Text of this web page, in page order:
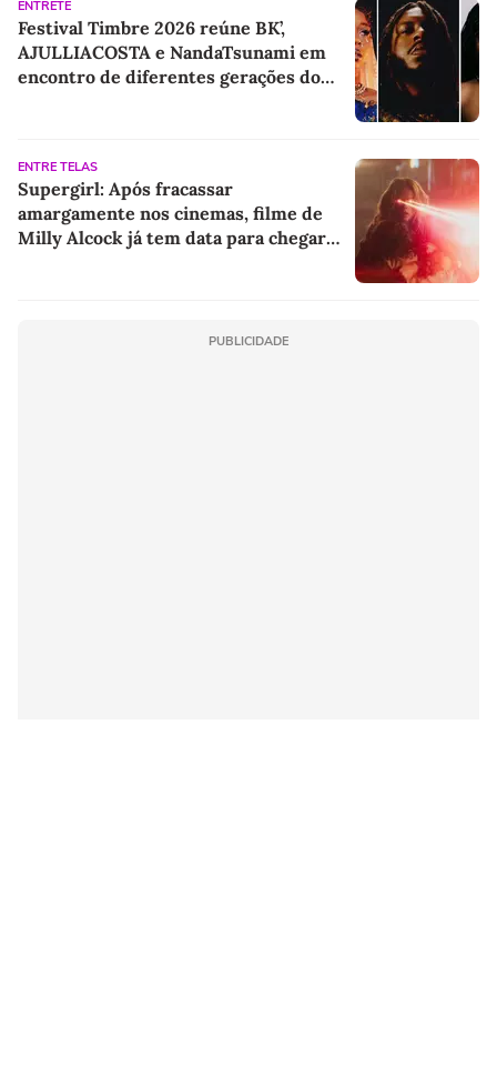
ENTRETÊ
Festival Timbre 2026 reúne BK’,
AJULLIACOSTA e NandaTsunami em
encontro de diferentes gerações do
ENTRE TELAS
Supergirl: Após fracassar
amargamente nos cinemas, filme de
Milly Alcock já tem data para chegar
PUBLICIDADE